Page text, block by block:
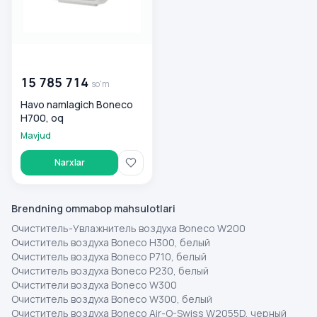
15 785 714 so'm
Havo namlagich Boneco
H700, oq
Mavjud
Narxlar
Brendning ommabop mahsulotlari
Очиститель-Увлажнитель воздуха Boneco W200
Очиститель воздуха Boneco H300, белый
Очиститель воздуха Boneco P710, белый
Очиститель воздуха Boneco P230, белый
Очистители воздуха Boneco W300
Очиститель воздуха Boneco W300, белый
Очиститель воздуха Boneco Air-O-Swiss W2055D, черный